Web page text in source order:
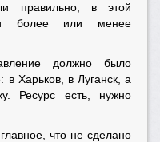
правильно, в этой
более или менее
должно было
Харьков, в Луганск, а
Ресурс есть, нужно
что не сделано